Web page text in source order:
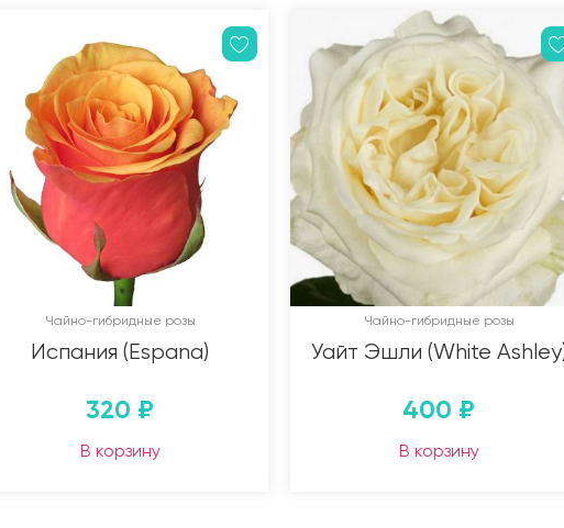
Чайно-гибридные розы
Испания (Espana)
320 ₽
В корзину
Чайно-гибридные розы
Уайт Эшли (White
400 ₽
В корзину